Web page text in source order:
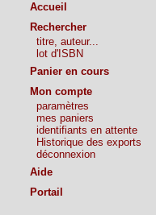
Accueil
Rechercher
titre, auteur...
lot d'ISBN
Panier en cours
Mon compte
paramètres
mes paniers
identifiants en attente
Historique des exports
déconnexion
Aide
Portail